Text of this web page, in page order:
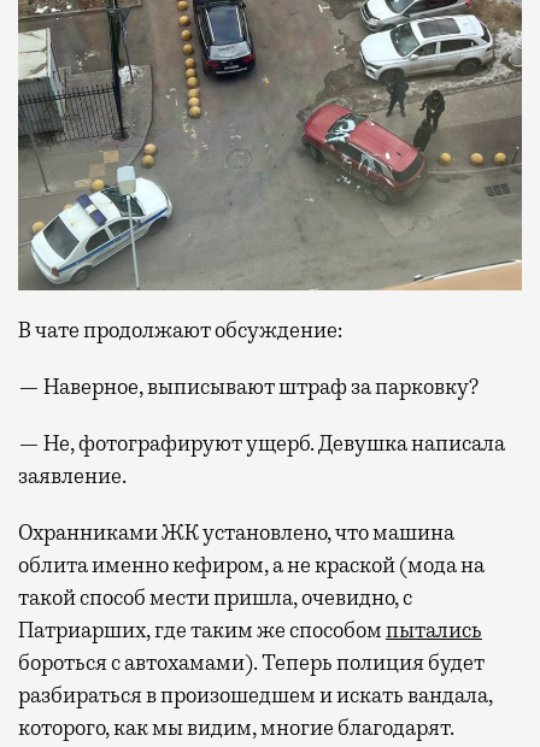
В чате продолжают обсуждение:
— Наверное, выписывают штраф за парковку?
— Не, фотографируют ущерб. Девушка написала
заявление.
Охранниками ЖК установлено, что машина
облита именно кефиром, а не краской (мода на
такой способ мести пришла, очевидно, с
Патриарших, где таким же способомпытались
бороться с автохамами). Теперь полиция будет
разбираться в произошедшем и искать вандала,
которого, как мы видим, многие благодарят.